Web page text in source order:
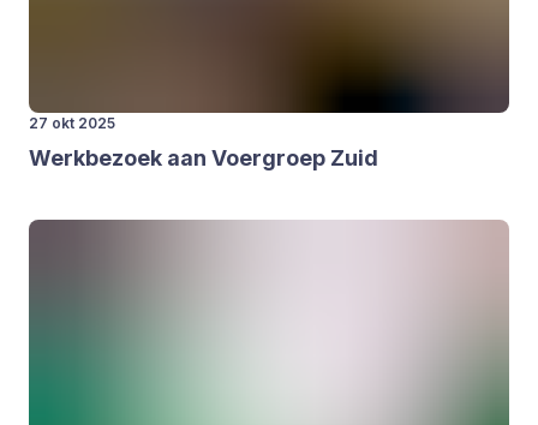
27 okt 2025
Werk­be­zoek aan Voer­groep Zuid